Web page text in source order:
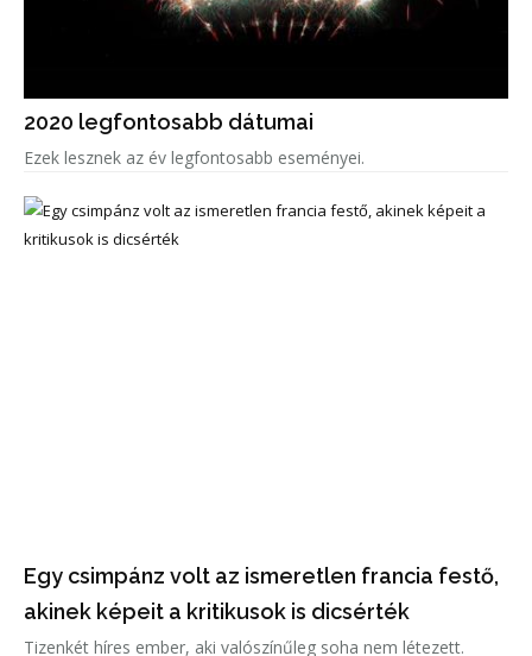
2020 legfontosabb dátumai
Ezek lesznek az év legfontosabb eseményei.
Egy csimpánz volt az ismeretlen francia festő,
akinek képeit a kritikusok is dicsérték
Tizenkét híres ember, aki valószínűleg soha nem létezett.